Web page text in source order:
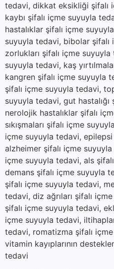
tedavi, dikkat eksikliği şifalı
kaybı şifalı içme suyuyla
hastalıklar şifalı içme
suyuyla tedavi, bibolar
zorlukları şifalı içme
suyuyla tedavi, kaş
kangren şifalı içme suyuyla
şifalı içme suyuyla tedavi,
suyuyla tedavi, gut
nerolojik hastalıklar şifalı
sıkışmaları şifalı içme
içme suyuyla tedavi,
alzheimer şifalı içme
içme suyuyla tedavi, als
demans şifalı içme suyuyla
şifalı içme suyuyla tedavi,
tedavi, diz ağrıları şifalı
şifalı içme suyuyla tedavi,
içme suyuyla tedavi,
tedavi, romatizma şifalı
vitamin kayıplarının
tedavi